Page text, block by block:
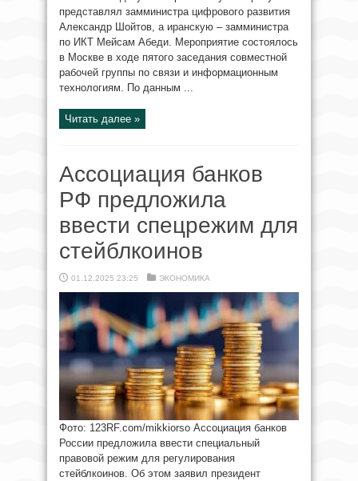
представлял замминистра цифрового развития
Александр Шойтов, а иранскую – замминистра
по ИКТ Мейсам Абеди. Мероприятие состоялось
в Москве в ходе пятого заседания совместной
рабочей группы по связи и информационным
технологиям. По данным ...
Читать далее »
Ассоциация банков
РФ предложила
ввести спецрежим для
стейблкоинов
01.12.2025 23:25 ЭКОНОМИКА
Фото: 123RF.com/mikkiorso Ассоциация банков
России предложила ввести специальный
правовой режим для регулирования
стейблкоинов. Об этом заявил президент